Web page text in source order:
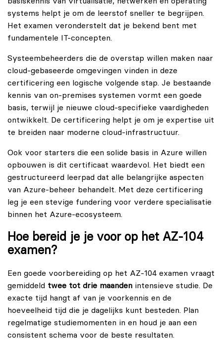
systems helpt je om de leerstof sneller te begrijpen.
Het examen veronderstelt dat je bekend bent met
fundamentele IT-concepten.
Systeembeheerders die de overstap willen maken naar
cloud-gebaseerde omgevingen vinden in deze
certificering een logische volgende stap. Je bestaande
kennis van on-premises systemen vormt een goede
basis, terwijl je nieuwe cloud-specifieke vaardigheden
ontwikkelt. De certificering helpt je om je expertise uit
te breiden naar moderne cloud-infrastructuur.
Ook voor starters die een solide basis in Azure willen
opbouwen is dit certificaat waardevol. Het biedt een
gestructureerd leerpad dat alle belangrijke aspecten
van Azure-beheer behandelt. Met deze certificering
leg je een stevige fundering voor verdere specialisatie
binnen het Azure-ecosysteem.
Hoe bereid je je voor op het AZ-104
examen?
Een goede voorbereiding op het AZ-104 examen vraagt
gemiddeld twee tot drie maanden intensieve studie. De
exacte tijd hangt af van je voorkennis en de
hoeveelheid tijd die je dagelijks kunt besteden. Plan
regelmatige studiemomenten in en houd je aan een
consistent schema voor de beste resultaten.